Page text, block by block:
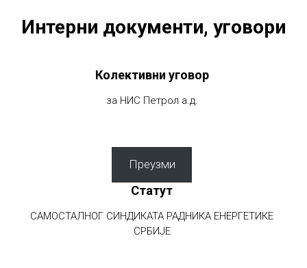
Интерни документи, уговори
Колективни уговор
за НИС Петрол а.д.
Преузми
Статут
САМОСТАЛНОГ СИНДИКАТА РАДНИКА ЕНЕРГЕТИКЕ
СРБИЈЕ